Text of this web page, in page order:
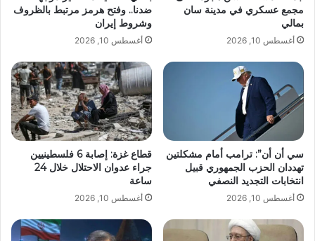
مجمع عسكري في مدينة سان
بمالي
أغسطس 10, 2026
ضدنا.. وفتح هرمز مرتبط بالظروف
وشروط إيران
أغسطس 10, 2026
سي أن أن”: ترامب أمام مشكلتين
تهددان الحزب الجمهوري قبيل
انتخابات التجديد النصفي
أغسطس 10, 2026
قطاع غزة: إصابة 6 فلسطينيين
جراء عدوان الاحتلال خلال 24
ساعة
أغسطس 10, 2026